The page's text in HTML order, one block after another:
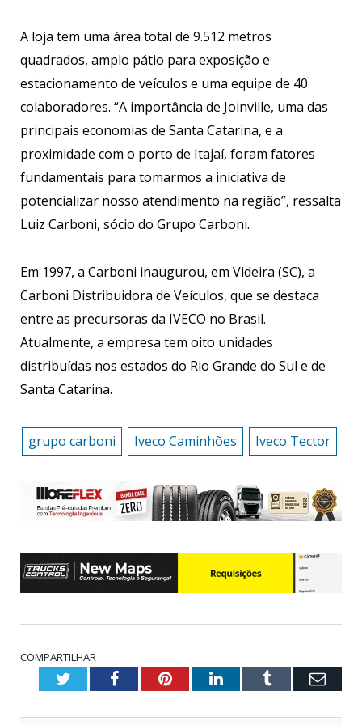
A loja tem uma área total de 9.512 metros
quadrados, amplo pátio para exposição e
estacionamento de veículos e uma equipe de 40
colaboradores. “A importância de Joinville, uma das
principais economias de Santa Catarina, e a
proximidade com o porto de Itajaí, foram fatores
fundamentais para tomarmos a iniciativa de
potencializar nosso atendimento na região”, ressalta
Luiz Carboni, sócio do Grupo Carboni.
Em 1997, a Carboni inaugurou, em Videira (SC), a
Carboni Distribuidora de Veículos, que se destaca
entre as precursoras da IVECO no Brasil.
Atualmente, a empresa tem oito unidades
distribuídas nos estados do Rio Grande do Sul e de
Santa Catarina.
grupo carboni Iveco Caminhões Iveco Tector
COMPARTILHAR
TwitterFacebookPinterestLinkedInTumblr